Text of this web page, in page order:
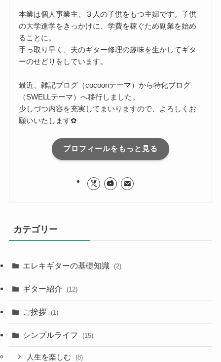
本業は個人事業主、３人の子供をもつ主婦です。子供
の大学進学をきっかけに、学費を稼ぐため副業を始め
ることに。
手っ取り早く、夫のギター修理の趣味を生かしてギタ
ーのせどりをしています。
最近、雑記ブログ（cocoonテーマ）から特化ブログ
（SWELLテーマ）へ移行しました。
少しづつ内容を充実してまいりますので、よろしくお
願いいたします✿
プロフィールをもっと見る
カテゴリー
エレキギターの基礎知識 (2)
ギター紹介 (12)
ご挨拶 (1)
シンプルライフ (15)
人生を楽しむ (8)